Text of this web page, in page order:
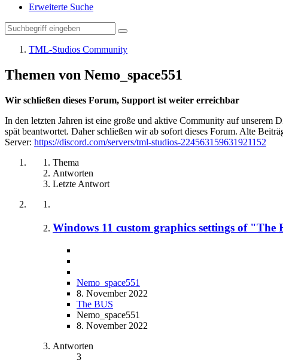
Erweiterte Suche
TML-Studios Community
Themen von Nemo_space551
Wir schließen dieses Forum, Support ist weiter erreichbar
In den letzten Jahren ist eine große und aktive Community auf unserem
spät beantwortet. Daher schließen wir ab sofort dieses Forum. Alte
Server: https://discord.com/servers/tml-studios-224563159631921152
Thema
Antworten
Letzte Antwort
Windows 11 custom graphics settings of
Nemo_space551
8. November 2022
The BUS
Nemo_space551
8. November 2022
Antworten
3